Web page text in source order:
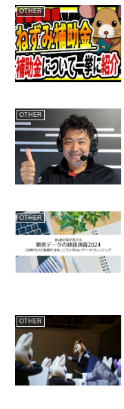
OTHER
OTHER
OTHER
OTHER